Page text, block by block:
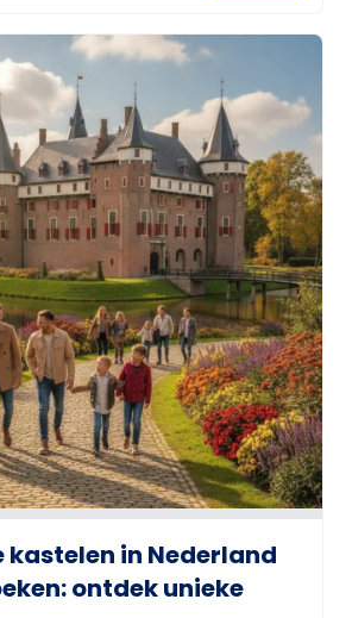
kastelen in Nederland
ontdek unieke